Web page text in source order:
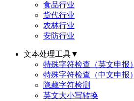
食品行业
货代行业
农林行业
安防行业
文本处理工具▼
特殊字符检查（英文申报）
特殊字符检查（中文申报）
隐藏字符检测
英文大小写转换